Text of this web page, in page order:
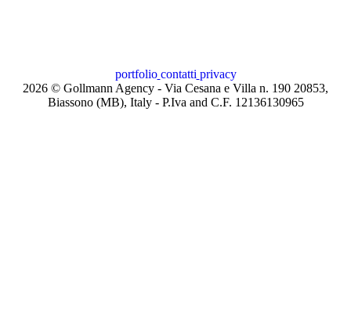
portfolio contatti privacy
2026 © Gollmann Agency - Via Cesana e Villa n. 190 20853,
Biassono (MB), Italy - P.Iva and C.F. 12136130965